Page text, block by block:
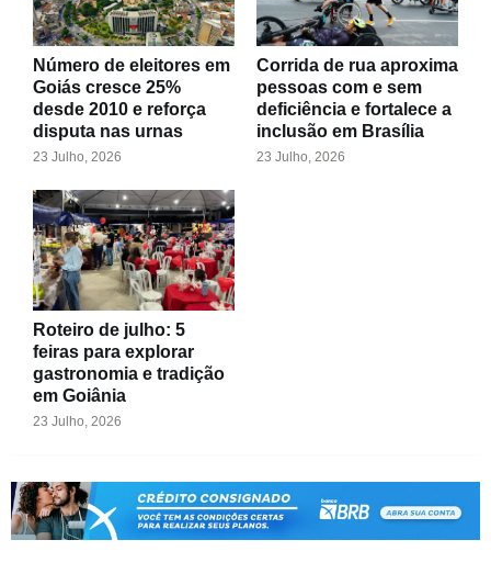
Número de eleitores em
Goiás cresce 25%
desde 2010 e reforça
disputa nas urnas
23 Julho, 2026
Corrida de rua aproxima
pessoas com e sem
deficiência e fortalece a
inclusão em Brasília
23 Julho, 2026
Roteiro de julho: 5
feiras para explorar
gastronomia e tradição
em Goiânia
23 Julho, 2026